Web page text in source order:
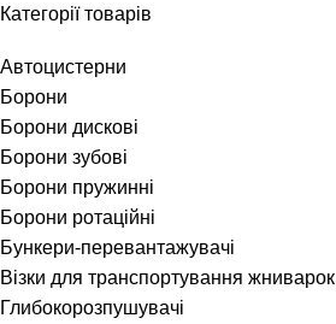
Категорії товарів
Автоцистерни
Борони
Борони дискові
Борони зубові
Борони пружинні
Борони ротаційні
Бункери-перевантажувачі
Візки для транспортування жниварок
Глибокорозпушувачі